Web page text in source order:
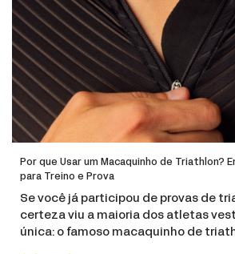
Por que Usar um Macaquinho de Triathlon?
para Treino e Prova
Se você já participou de provas de
certeza viu a maioria dos atletas
única: o famoso macaquinho de